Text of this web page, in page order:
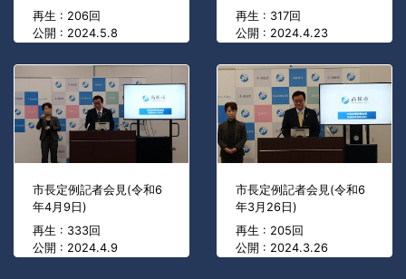
再生 : 206回
公開 : 2024.5.8
再生 : 317回
公開 : 2024.4.23
市長定例記者会見(令和6
年4月9日)
再生 : 333回
公開 : 2024.4.9
市長定例記者会見(令和6
年3月26日)
再生 : 205回
公開 : 2024.3.26